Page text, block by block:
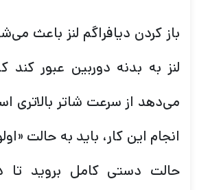
باز کردن دیافراگم لنز باعث
لنز به بدنه دوربین عبور کند
می‌دهد از سرعت شاتر بالاتری
انجام این کار، باید به حالت
حالت دستی کامل بروید تا